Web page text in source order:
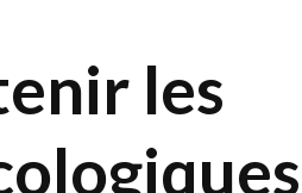
les